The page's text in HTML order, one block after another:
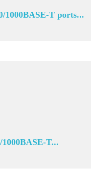
1000BASE-T ports...
T...